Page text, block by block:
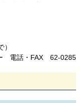
電話・FAX 62-0285